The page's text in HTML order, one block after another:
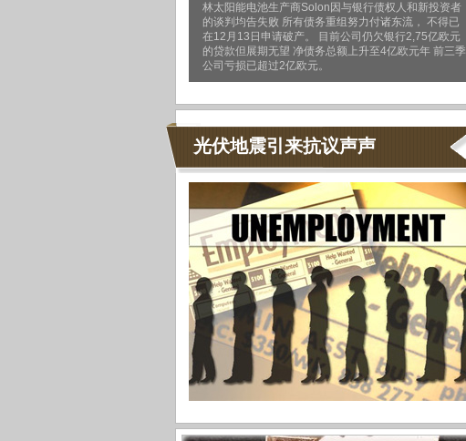
林太阳能电池生产商Solon因与银行债权人和新投资者
的谈判均告失败 所有债务重组努力付诸东流， 不得已
在12月13日申请破产。 目前公司仍欠银行2,75亿欧元
的贷款但展期无望 净债务总额上升至4亿欧元年 前三季
公司亏损已超过2亿欧元。
光伏地震引来抗议声声